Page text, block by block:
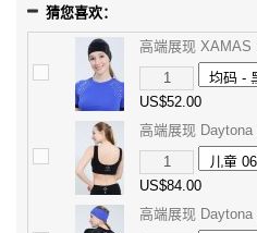
猜您喜欢：
高端展现 XAMAS
US$52.00
高端展现
US$84.00
高端展现